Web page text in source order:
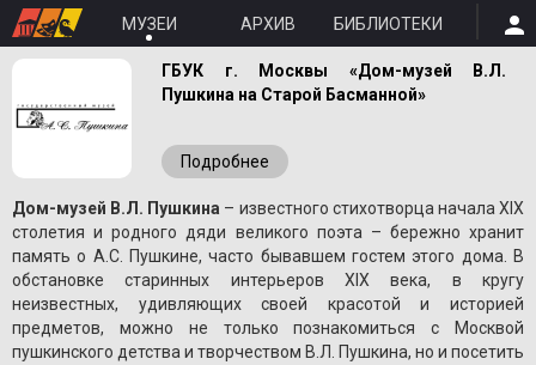
МУЗЕИ АРХИВ БИБЛИОТЕКИ
ГБУК г. Москвы «Дом-музей В.Л.
Пушкина на Старой Басманной»
Подробнее
Дом-музей В.Л. Пушкина – известного стихотворца начала XIX
столетия и родного дяди великого поэта – бережно хранит
память о A.С. Пушкине, часто бывавшем гостем этого дома. В
обстановке старинных интерьеров XIX века, в кругу
неизвестных, удивляющих своей красотой и историей
предметов, можно не только познакомиться с Москвой
пушкинского детства и творчеством В.Л. Пушкина, но и посетить